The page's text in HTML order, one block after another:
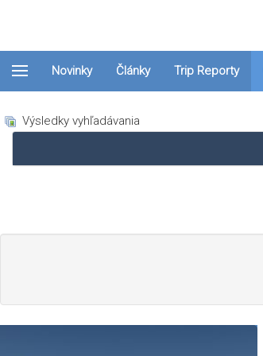
Novinky Články Trip Reporty
Výsledky vyhľadávania